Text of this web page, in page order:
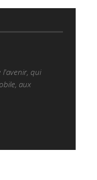
l'avenir, qui
aux